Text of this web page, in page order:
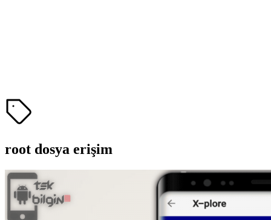
root dosya erişim